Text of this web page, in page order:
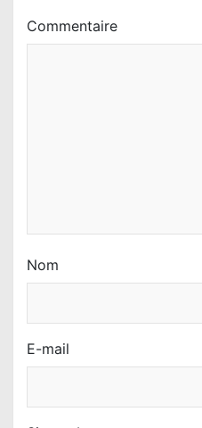
Commentaire
Nom
E-mail